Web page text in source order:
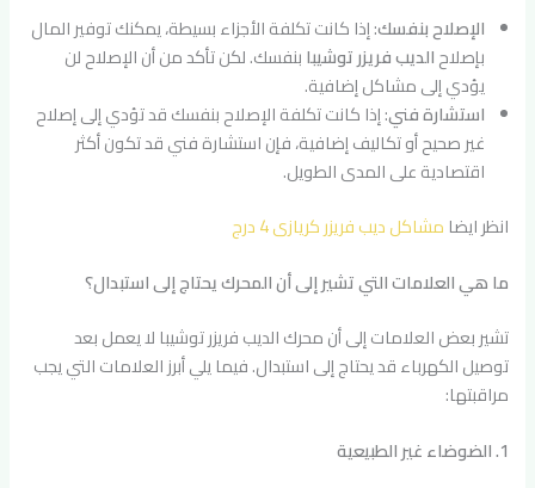
الإصلاح بنفسك: إذا كانت تكلفة الأجزاء بسيطة، يمكنك توفير المال
بإصلاحالديب فريزر توشيبابنفسك. لكن تأكد من أن الإصلاح لن
يؤدي إلى مشاكل إضافية.
استشارة فني: إذا كانت تكلفة الإصلاح بنفسك قد تؤدي إلى إصلاح
غير صحيح أو تكاليف إضافية، فإن استشارة فني قد تكون أكثر
اقتصادية على المدى الطويل.
انظر ايضا مشاكل ديب فريزر كريازى 4 درج
ما هي العلامات التي تشير إلى أن المحرك يحتاج إلى استبدال؟
تشير بعض العلامات إلى أن محرك الديب فريزر توشيبا لا يعمل بعد
توصيل الكهرباء قد يحتاج إلى استبدال. فيما يلي أبرز العلامات التي يجب
مراقبتها:
1. الضوضاء غير الطبيعية